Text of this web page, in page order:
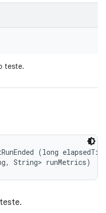
teste.
(long
String> runMetrics)